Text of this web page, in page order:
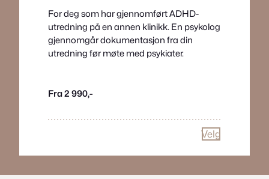
For deg som har gjennomført ADHD-
utredning på en annen klinikk. En psykolog
gjennomgår dokumentasjon fra din
utredning før møte med psykiater.
Fra 2 990,-
Velg